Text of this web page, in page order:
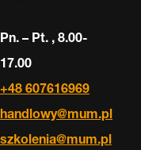
Pn. – Pt. , 8.00-
17.00
+48 607616969
handlowy@mum.pl
szkolenia@mum.pl